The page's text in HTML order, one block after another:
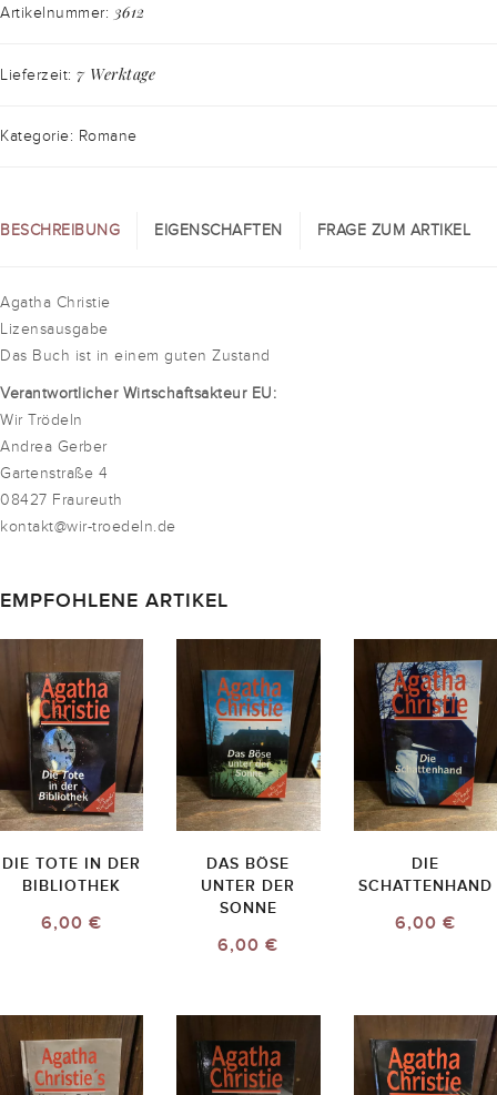
Artikelnummer: 3612
Lieferzeit: 7 Werktage
Kategorie: Romane
BESCHREIBUNG EIGENSCHAFTEN FRAGE ZUM ARTIKEL
Agatha Christie
Lizensausgabe
Das Buch ist in einem guten Zustand
Verantwortlicher Wirtschaftsakteur EU:
Wir Trödeln
Andrea Gerber
Gartenstraße 4
08427 Fraureuth
kontakt@wir-troedeln.de
EMPFOHLENE ARTIKEL
DIE TOTE IN DER
BIBLIOTHEK
6,00 €
DAS BÖSE
UNTER DER
SONNE
6,00 €
DIE
SCHATTENHAND
6,00 €